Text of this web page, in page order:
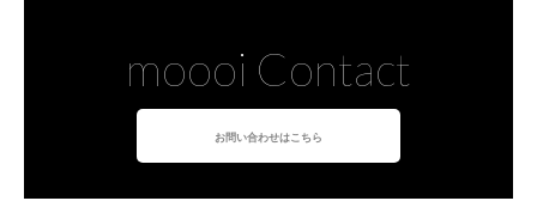
moooi Contact
お問い合わせはこちら